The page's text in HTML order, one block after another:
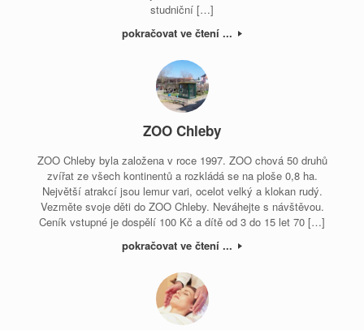
studniční […]
pokračovat ve čtení ...
ZOO Chleby
ZOO Chleby byla založena v roce 1997. ZOO chová 50 druhů
zvířat ze všech kontinentů a rozkládá se na ploše 0,8 ha.
Největší atrakcí jsou lemur vari, ocelot velký a klokan rudý.
Vezměte svoje děti do ZOO Chleby. Neváhejte s návštěvou.
Ceník vstupné je dospělí 100 Kč a dítě od 3 do 15 let 70 […]
pokračovat ve čtení ...